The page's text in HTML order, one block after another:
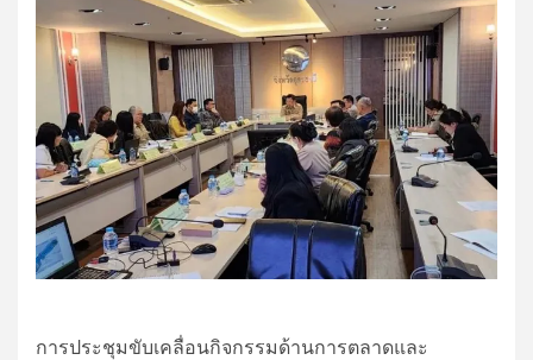
การประชุมขับเคลื่อนกิจกรรมด้านการตลาดและ